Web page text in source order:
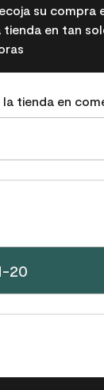
su compra
tienda en tan
tienda en
20